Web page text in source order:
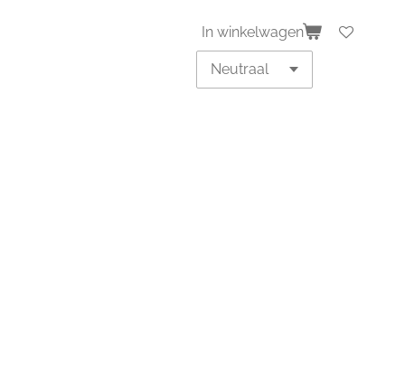
In winkelwagen